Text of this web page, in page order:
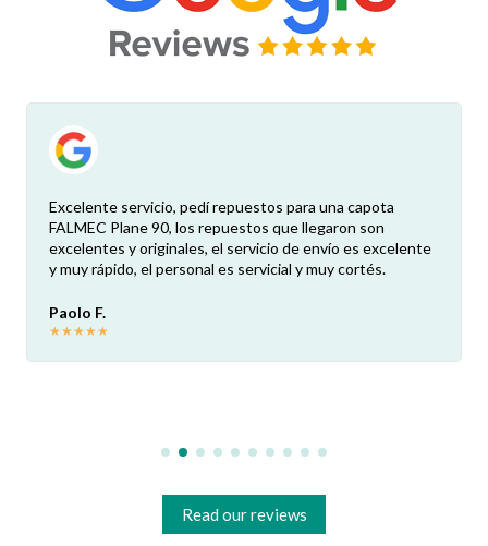
Excelente servicio, pedí repuestos para una capota
FALMEC Plane 90, los repuestos que llegaron son
excelentes y originales, el servicio de envío es excelente
y muy rápido, el personal es servicial y muy cortés.
Paolo F.
★★★★★
Read our reviews